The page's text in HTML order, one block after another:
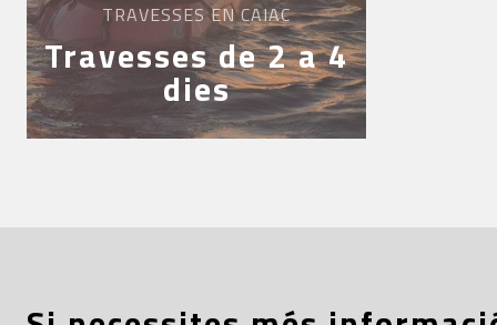
TRAVESSES EN CAIAC
Travesses de 2 a 4
dies